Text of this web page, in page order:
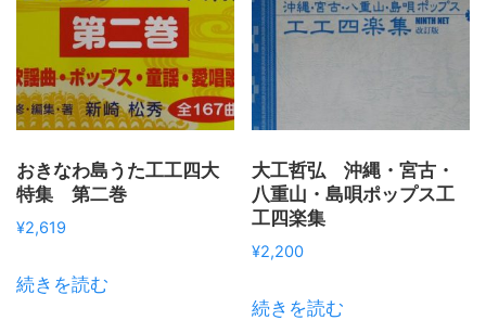
おきなわ島うた工工四大
特集 第二巻
¥2,619
続きを読む
大工哲弘 沖縄・宮古・
八重山・島唄ポップス工
工四楽集
¥2,200
続きを読む